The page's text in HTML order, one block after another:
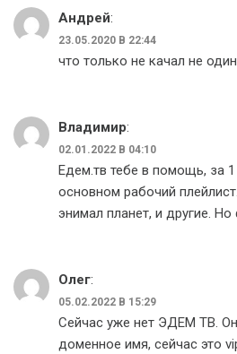
Андрей:
23.05.2020 В 22:44
что только не качал не
Владимир:
02.01.2022 В 04:10
Едем.тв тебе в помощь, за
основном рабочий
энимал планет, и другие.
Олег:
05.02.2022 В 15:29
Сейчас уже нет ЭДЕМ ТВ.
доменное имя, сейчас это